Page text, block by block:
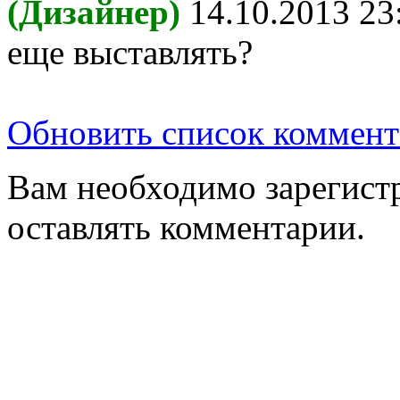
(Дизайнер) 14.10.2013
еще выставлять?
Обновить список
Вам необходимо
оставлять комментарии.